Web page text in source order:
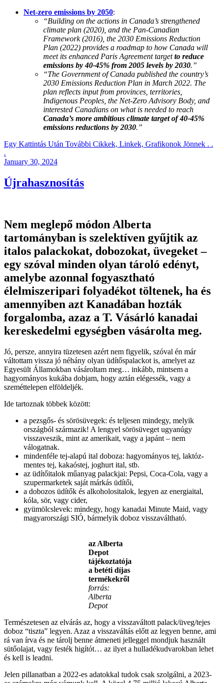
Net-zero emissions by 2050:
“Building on the actions in Canada’s strengthened
climate plan (2020), and the Pan-Canadian
Framework (2016), the 2030 Emissions Reduction
Plan (2022) provides a roadmap to how Canada will
meet its enhanced Paris Agreement targetto reduce
emissions by 40-45% from 2005 levels by 2030.”
“The Government of Canada published the country’s
2030 Emissions Reduction Plan in March 2022. The
plan reflects input from provinces, territories,
Indigenous Peoples, the Net-Zero Advisory Body, and
interested Canadians on what is needed to reach
Canada’s more ambitious climate target of 40-45%
emissions reductions by 2030.”
Egy Kattintás Után További Cikkek, Linkek, Grafikonok Jönnek . .
.
Posted
January 30, 2024
Újrahasznosítás
Nem meglepő módon Alberta
tartományban is szelektíven gyűjtik az
italos palackokat, dobozokat, üvegeket –
egy szóval minden olyan tároló edényt,
amelybe azonnal fogyasztható
élelmiszeripari folyadékot töltenek, ha és
amennyiben azt Kanadában hozták
forgalomba, azaz a T. Vásárló kanadai
kereskedelmi egységben vásárolta meg.
Jó, persze, annyira tüzetesen azért nem figyelik, szóval én már
váltottam vissza jó néhány olyan üdítőspalackot is, amelyet az
Egyesült Államokban vásároltam meg… inkább, mintsem a
hagyományos kukába dobjam, hogy aztán elégessék, vagy a
szeméttelepen elföldeljék.
Ide tartoznak többek között:
a pezsgős- és sörösüvegek: és teljesen mindegy, melyik
országból származik! A lengyel sörösüveget ugyanúgy
visszaveszik, mint az amerikait, vagy a japánt – nem
válogatnak.
mindenféle tej-alapú ital doboza: hagyományos tej, laktóz-
mentes tej, kakaóstej, joghurt ital, stb.
az üdítőitalok műanyag palackjai: Pepsi, Coca-Cola, vagy a
szupermarketek saját márkás üdítői,
a dobozos üdítők és alkoholositalok, legyen az energiaital,
kóla, sör, vagy cider,
gyümölcslevek: mindegy, hogy kanadai Minute Maid, vagy
magyarországi SIÓ, bármelyik doboz visszaváltható.
az Alberta
Depot
tájékoztatója
a betéti díjas
termékekről
forrás:
Alberta
Depot
Természetesen az elvárás az, hogy a visszaváltott palack/üveg/tejes
doboz “tiszta” legyen. Azaz a visszaváltás előtt az legyen benne, ami
rá van írva és ne tárolj benne átmeneti jelleggel mondjuk használt
sütőolajat, vagy festék higítót… az ilyet a hulladékudvarokban lehet
és kell is leadni.
Jelen pillanatban a 2022-es adatokkal tudok csak szolgálni, a 2023-